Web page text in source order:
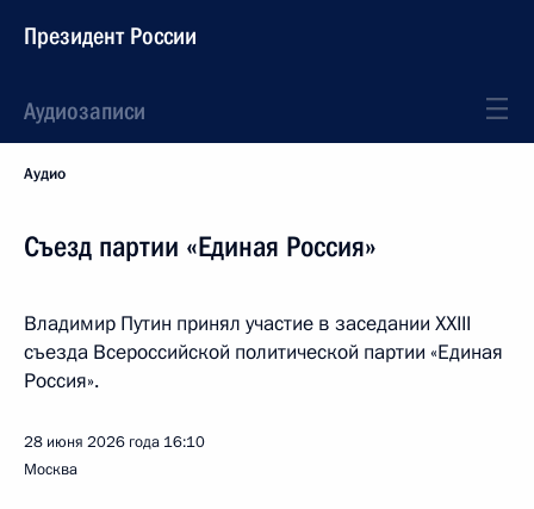
Президент России
Аудиозаписи
Аудио
Съезд партии «Единая Россия»
Владимир Путин принял участие в заседании XXIII
съезда Всероссийской политической партии «Единая
Россия».
28 июня 2026 года 16:10
Москва